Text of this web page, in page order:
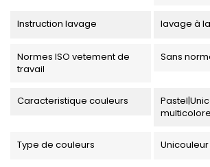
Instruction lavage lavage à
Normes ISO vetement de
travail
Sans
Caracteristique couleurs
multicolore
Type de couleurs Unicouleur